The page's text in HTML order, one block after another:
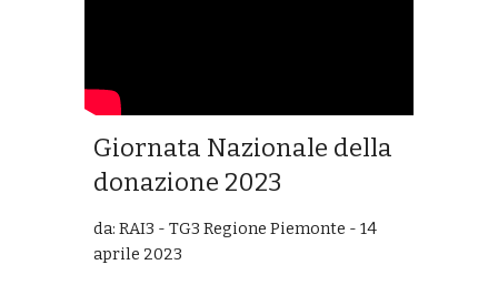
Giornata Nazionale della
donazione 2023
da: RAI3 - TG3 Regione Piemonte - 14
aprile 2023